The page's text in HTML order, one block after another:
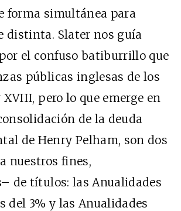
forma simultánea para
distinta. Slater nos guía
el confuso batiburrillo que
públicas inglesas de los
pero lo que emerge en
de la deuda
de Henry Pelham, son dos
nuestros fines,
de títulos: las Anualidades
del 3% y las Anualidades